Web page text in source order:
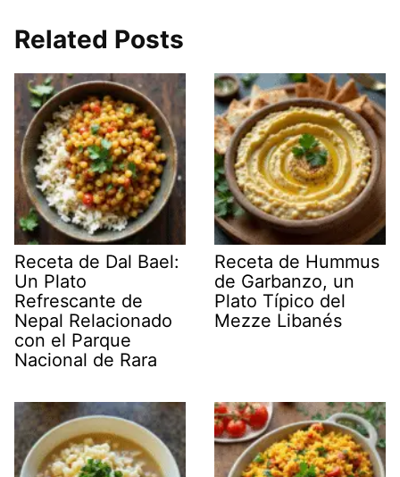
Related Posts
Receta de Dal Bael:
Un Plato
Refrescante de
Nepal Relacionado
con el Parque
Nacional de Rara
Receta de Hummus
de Garbanzo, un
Plato Típico del
Mezze Libanés